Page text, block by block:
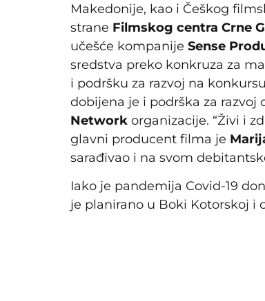
Makedonije, kao i Češkog
strane Filmskog centra Crne
učešće kompanije Sense
sredstva preko konkruza za
i podršku za razvoj na
dobijena je i podrška za razvoj
Network organizacije. “Živi i
glavni producent filma je
sarađivao i na svom
Iako je pandemija Covid-19
je planirano u Boki Kotorskoj i